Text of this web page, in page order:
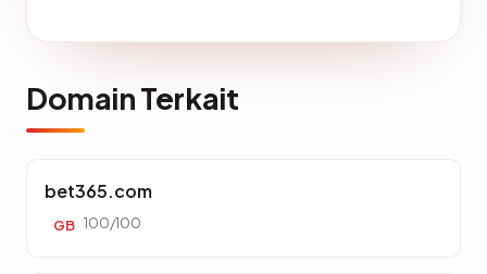
Domain Terkait
bet365.com
GB 100/100